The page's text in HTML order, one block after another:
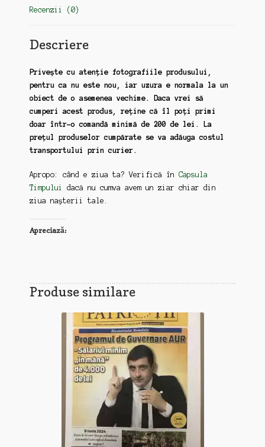
Recenzii (0)
Descriere
Privește cu atenție fotografiile produsului,
pentru ca nu este nou, iar uzura e normala la un
obiect de o asemenea vechime. Daca vrei să
cumperi acest produs, reține că îl poți primi
doar într-o comandă minimă de 200 de lei. La
prețul produselor cumpărate se va adăuga costul
transportului prin curier.
Apropo: când e ziua ta? Verifică în Capsula
Timpului
dacă nu cumva avem un ziar chiar din
ziua nașterii tale.
Apreciază:
Produse similare